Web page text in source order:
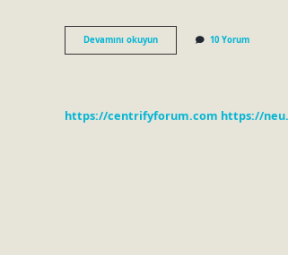
Devamını okuyunDil
Nereden
10 Yorum
https://centrifyforum.com https://